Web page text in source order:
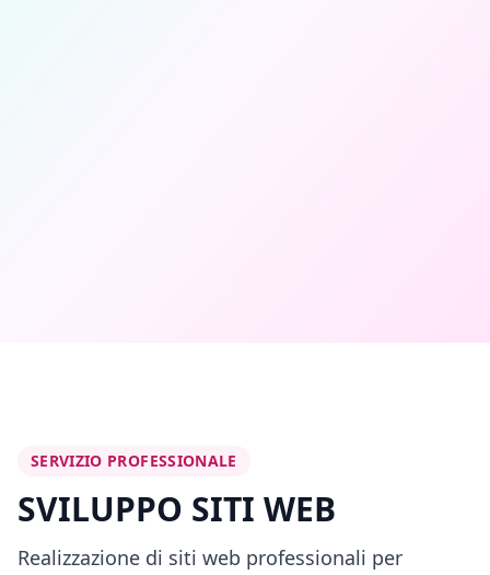
SERVIZIO PROFESSIONALE
SVILUPPO SITI WEB
Realizzazione di siti web professionali per